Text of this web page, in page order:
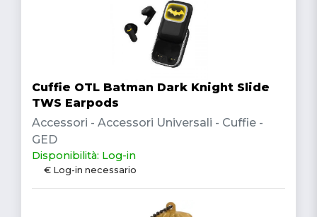
Cuffie OTL Batman Dark Knight Slide
TWS Earpods
Accessori - Accessori Universali - Cuffie -
GED
Disponibilità: Log-in
€ Log-in necessario